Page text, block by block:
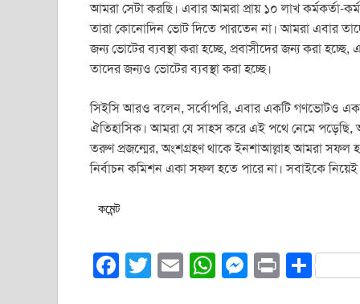
আমরা সেটা করছি। এবার আমরা প্রায় ১০ লাখ কর্মকর্তা-
তারা কোনোদিন ভোট দিতে পারতেন না। আমরা এবার
জন্য ভোটের ব্যবস্থা করা হচ্ছে, প্রবাসীদের জন্য করা
তাদের জন্যও ভোটের ব্যবস্থা করা হচ্ছে।
সিইসি আরও বলেন, সর্বোপরি, এবার একটি গণভোটও
ঐতিহাসিক। আমরা যে সাহস করে এই পথে নেমে পড়েছি,
তরুণ প্রজন্মের, অংশগ্রহণ থাকে ইনশাআল্লাহ আমরা সফল
নির্বাচন কমিশন একা সফল হতে পারে না। সবাইকে
কমেন্ট
F
T
E
W M Pr S